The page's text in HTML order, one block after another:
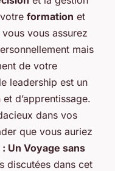
formation et
vous assurez
mais
de votre
leadership est un
d’apprentissage.
dans vos
que vous auriez
: Un Voyage sans
discutées dans cet